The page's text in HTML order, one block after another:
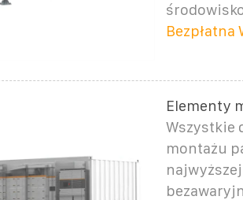
Bezpłatna
Elementy
Wszystkie
montażu